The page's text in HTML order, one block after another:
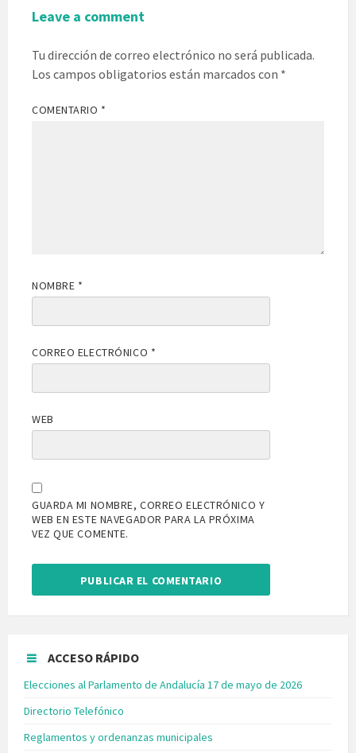
Leave a comment
Tu dirección de correo electrónico no será publicada.
Los campos obligatorios están marcados con *
COMENTARIO *
NOMBRE *
CORREO ELECTRÓNICO *
WEB
GUARDA MI NOMBRE, CORREO ELECTRÓNICO Y
WEB EN ESTE NAVEGADOR PARA LA PRÓXIMA
VEZ QUE COMENTE.
ACCESO RÁPIDO
Elecciones al Parlamento de Andalucía 17 de mayo de 2026
Directorio Telefónico
Reglamentos y ordenanzas municipales